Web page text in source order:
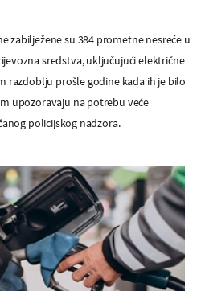
zabilježene su 384 prometne nesreće u
sredstva, uključujući električne
razdoblju prošle godine kada ih je bilo
upozoravaju na potrebu veće
policijskog nadzora.